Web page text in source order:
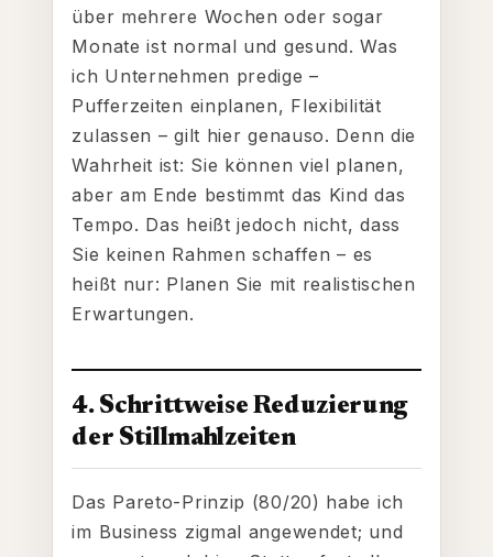
über mehrere Wochen oder sogar
Monate ist normal und gesund. Was
ich Unternehmen predige –
Pufferzeiten einplanen, Flexibilität
zulassen – gilt hier genauso. Denn die
Wahrheit ist: Sie können viel planen,
aber am Ende bestimmt das Kind das
Tempo. Das heißt jedoch nicht, dass
Sie keinen Rahmen schaffen – es
heißt nur: Planen Sie mit realistischen
Erwartungen.
4. Schrittweise Reduzierung
der Stillmahlzeiten
Das Pareto-Prinzip (80/20) habe ich
im Business zigmal angewendet; und